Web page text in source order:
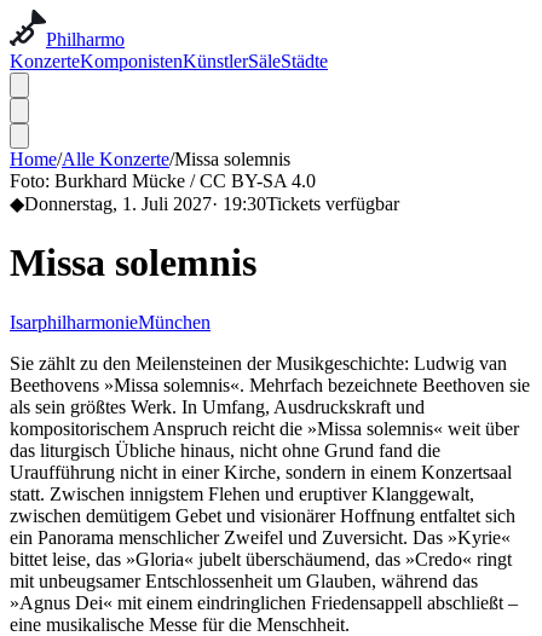
Philharmo
KonzerteKomponistenKünstlerSäleStädte
Home/Alle Konzerte/Missa solemnis
Foto: Burkhard Mücke / CC BY-SA 4.0
◆Donnerstag, 1. Juli 2027· 19:30Tickets verfügbar
Missa solemnis
IsarphilharmonieMünchen
Sie zählt zu den Meilensteinen der Musikgeschichte: Ludwig van
Beethovens »Missa solemnis«. Mehrfach bezeichnete Beethoven sie
als sein größtes Werk. In Umfang, Ausdruckskraft und
kompositorischem Anspruch reicht die »Missa solemnis« weit über
das liturgisch Übliche hinaus, nicht ohne Grund fand die
Uraufführung nicht in einer Kirche, sondern in einem Konzertsaal
statt. Zwischen innigstem Flehen und eruptiver Klanggewalt,
zwischen demütigem Gebet und visionärer Hoffnung entfaltet sich
ein Panorama menschlicher Zweifel und Zuversicht. Das »Kyrie«
bittet leise, das »Gloria« jubelt überschäumend, das »Credo« ringt
mit unbeugsamer Entschlossenheit um Glauben, während das
»Agnus Dei« mit einem eindringlichen Friedensappell abschließt –
eine musikalische Messe für die Menschheit.